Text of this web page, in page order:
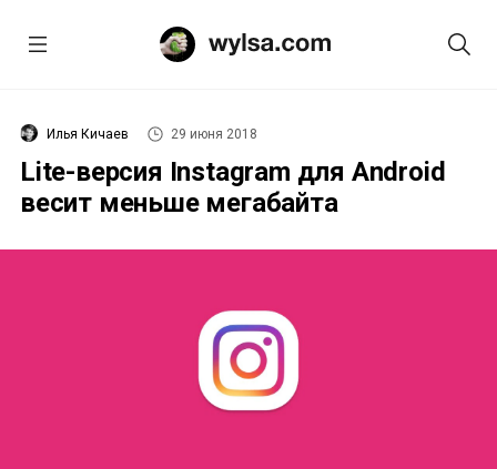
Илья Кичаев 29 июня 2018
Lite-версия Instagram для Android
весит меньше мегабайта